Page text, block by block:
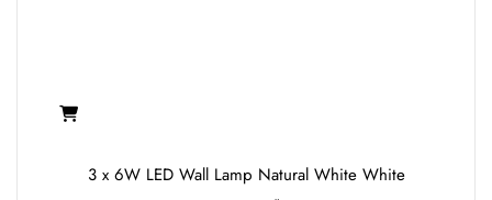
3 x 6W LED Wall Lamp Natural White White